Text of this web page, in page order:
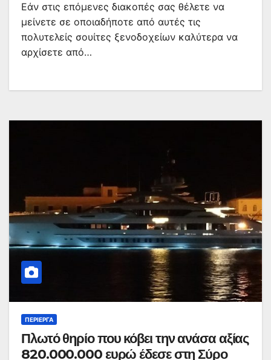
Εάν στις επόμενες διακοπές σας θέλετε να
μείνετε σε οποιαδήποτε από αυτές τις
πολυτελείς σουίτες ξενοδοχείων καλύτερα να
αρχίσετε από…
ΠΕΡΊΕΡΓΑ
Πλωτό θηρίο που κόβει την ανάσα αξίας
820.000.000 ευρώ έδεσε στη Σύρο